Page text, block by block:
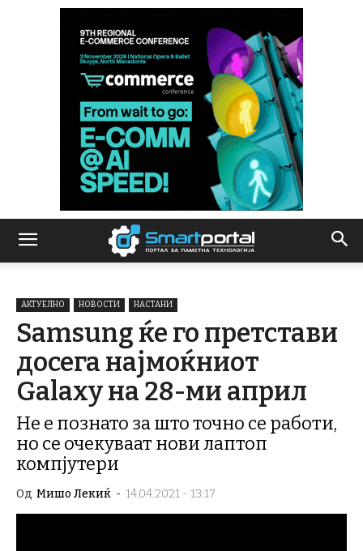
АКТУЕЛНО НОВОСТИ НАСТАНИ
Samsung ќе го претстави
досега најмоќниот
Galaxy на 28-ми април
Не е познато за што точно се работи,
но се очекуваат нови лаптоп
компјутери
Од Мишо Лекиќ - 14.04.2021 - 13:17